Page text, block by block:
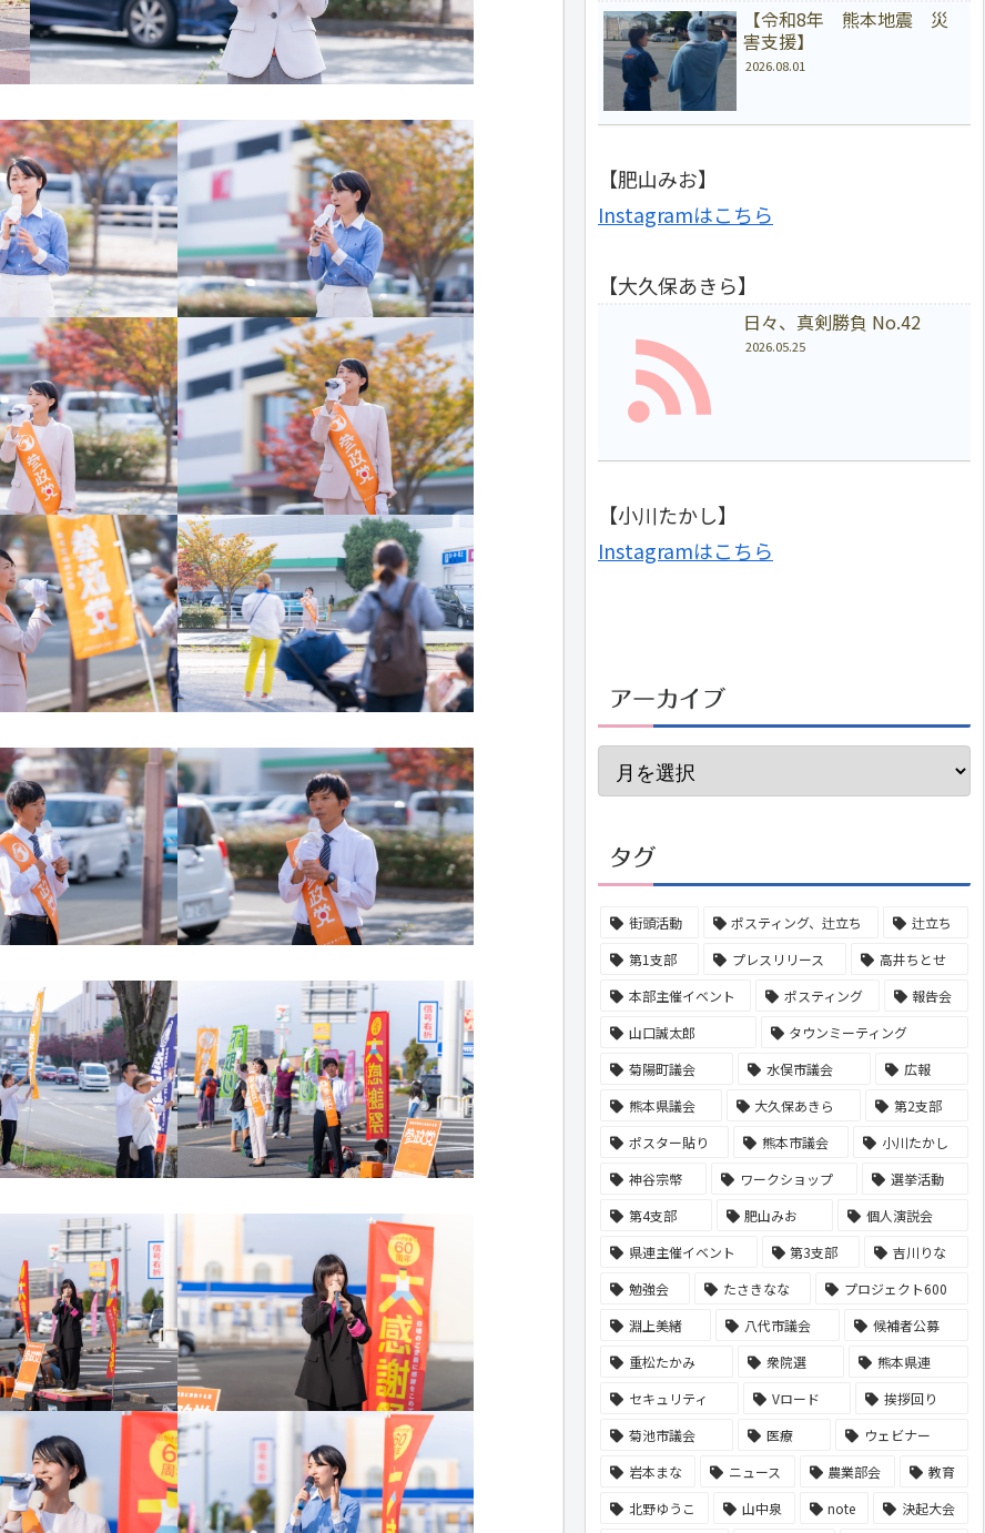
【令和8年 熊本地震 災
害支援】
2026.08.01
【肥山みお】
Instagramはこちら
【大久保あきら】
日々、真剣勝負 No.42
2026.05.25
【小川たかし】
Instagramはこちら
アーカイブ
タグ
街頭活動 ポスティング、辻立ち
辻立ち
第1支部
プレスリリース
高井ちとせ
本部主催イベント
ポスティング
報告会
山口誠太郎
タウンミーティング
菊陽町議会
水俣市議会
広報
熊本県議会
大久保あきら
第2支部
ポスター貼り
熊本市議会
小川たかし
神谷宗幣
ワークショップ
選挙活動
第4支部
肥山みお
個人演説会
県連主催イベント
第3支部
吉川りな
勉強会
たさきなな
プロジェクト600
淵上美緒
八代市議会
候補者公募
重松たかみ
衆院選
熊本県連
セキュリティ
Vロード
挨拶回り
菊池市議会
医療
ウェビナー
岩本まな
ニュース 農業部会
教育
北野ゆうこ
山中泉 note
決起大会